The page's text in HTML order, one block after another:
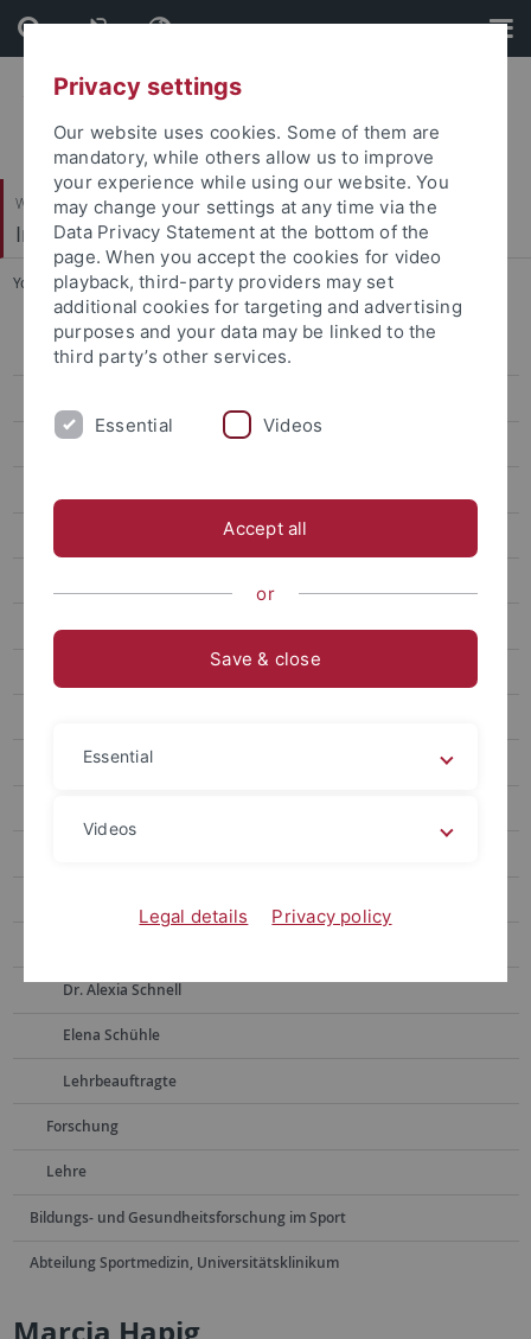
Skip
to
content
Skip
to
footer
Wirtschafts- und Sozialwissenschaftliche Fakultät
Institut für Sportwissenschaft
You are here: Startseite ... Marcia Hapig
Sportökonomik, Sportmanagement und Sportpublizistik
Biomechanik, Bewegungs- und Trainingswissenschaft
Jasmin Brecht
Dr. Sandra Dreher Mansur
Julia Dietz
Dr. Alexia Schnell
Elena Schühle
Lehrbeauftragte
Forschung
Lehre
Bildungs- und Gesundheitsforschung im Sport
Abteilung Sportmedizin, Universitätsklinikum
Privacy settings
Our website uses cookies. Some of them are
mandatory, while others allow us to improve
your experience while using our website. You
may change your settings at any time via the
Data Privacy Statement at the bottom of the
page. When you accept the cookies for video
playback, third-party providers may set
additional cookies for targeting and advertising
purposes and your data may be linked to the
third party’s other services.
Essential Videos
Accept all
or
Save & close
Essential
Videos
Legal details Privacy policy